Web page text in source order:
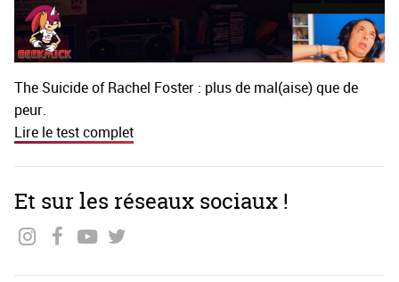
The Suicide of Rachel Foster : plus de mal(aise) que de
peur.
Lire le test complet
Et sur les réseaux sociaux !